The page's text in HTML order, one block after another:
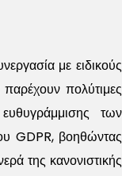
με ειδικούς
πολύτιμες
των
GDPR, βοηθώντας
της κανονιστικής